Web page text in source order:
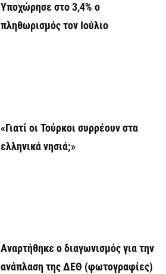
Υποχώρησε στο 3,4% ο
πληθωρισμός τον Ιούλιο
«Γιατί οι Τούρκοι συρρέουν στα
ελληνικά νησιά;»
Αναρτήθηκε o διαγωνισμός για την
ανάπλαση της ΔΕΘ (φωτογραφίες)